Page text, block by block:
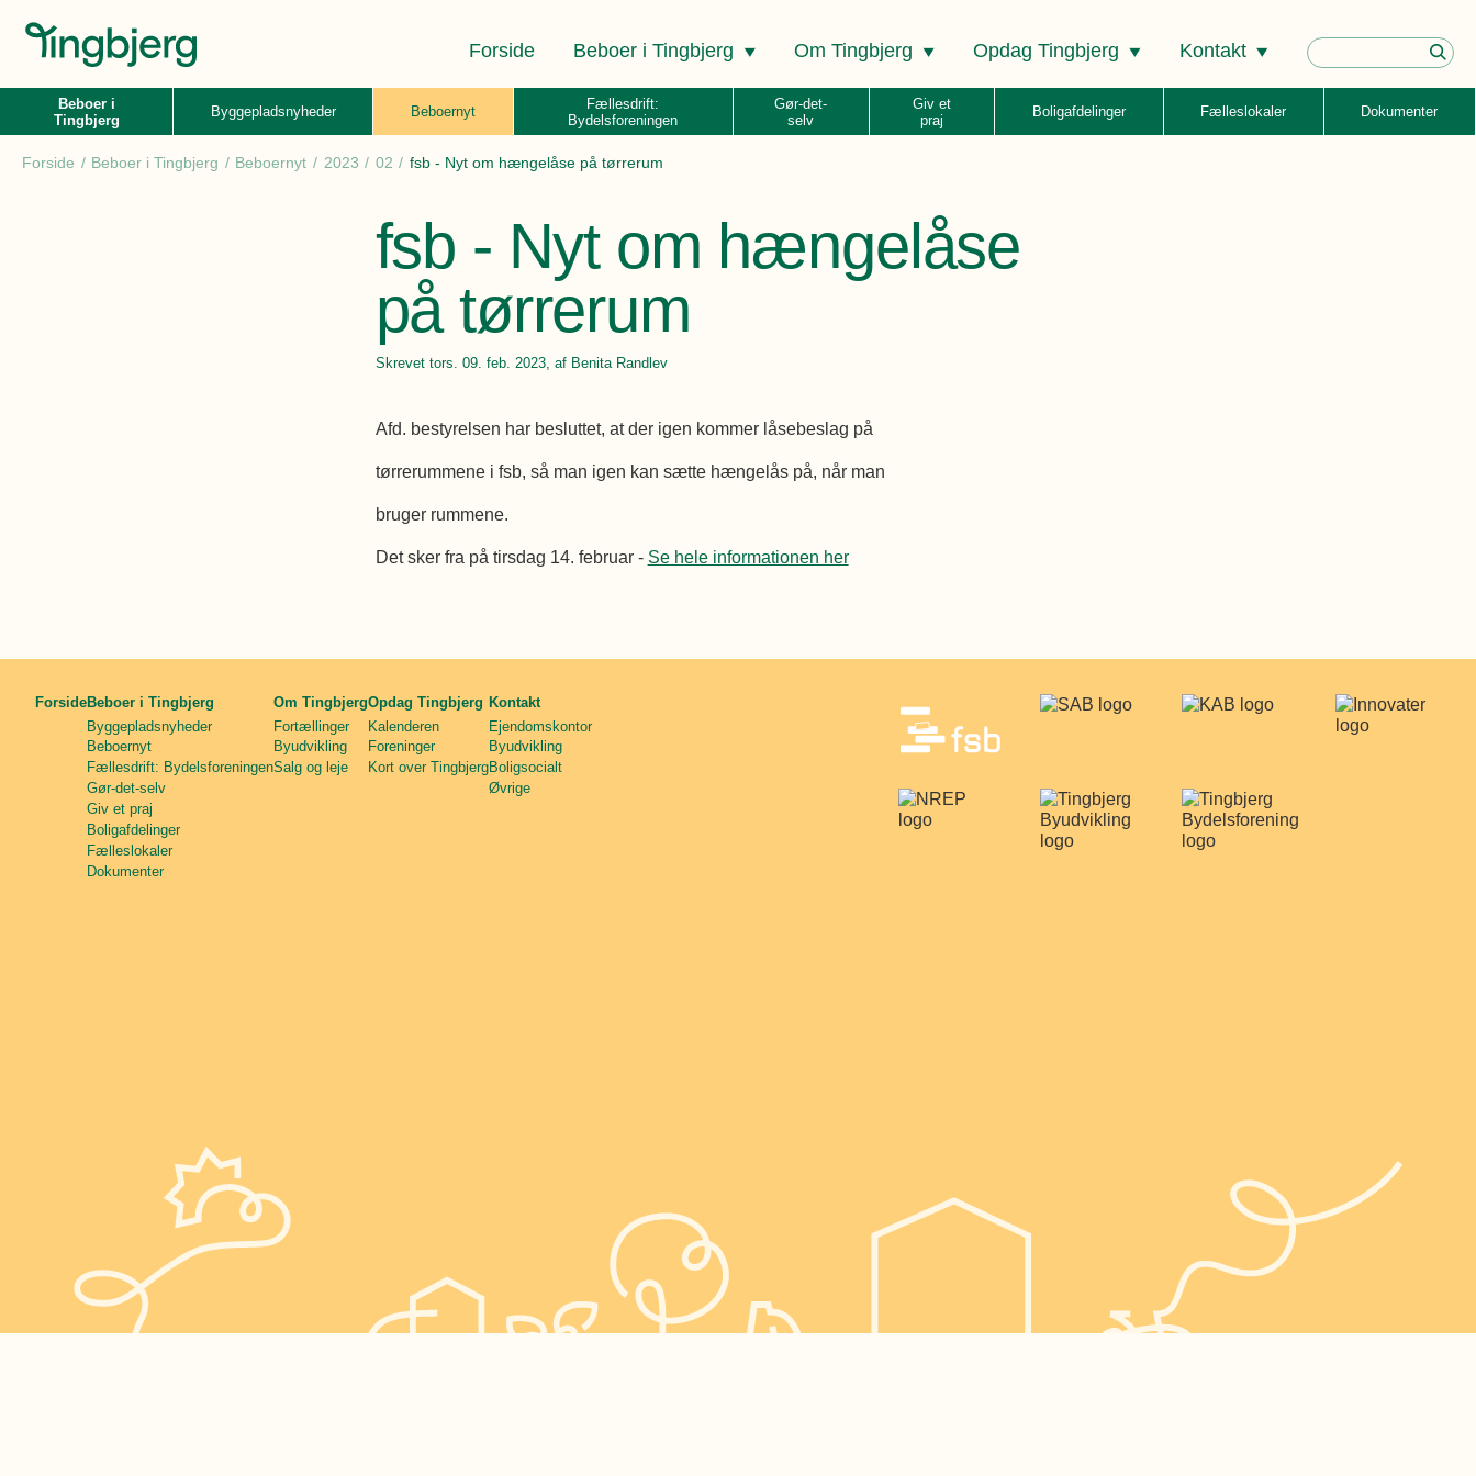
Forside Beboer i Tingbjerg Om Tingbjerg Opdag Tingbjerg Kontakt
Beboer i
Tingbjerg
Byggepladsnyheder Beboernyt
Fællesdrift:
Bydelsforeningen
Gør-det-
selv
Giv et
praj
Boligafdelinger Fælleslokaler Dokumenter
Forside Beboer i Tingbjerg Beboernyt 2023 02 fsb - Nyt om hængelåse på tørrerum
fsb - Nyt om hængelåse
på tørrerum
Skrevet tors. 09. feb. 2023, af Benita Randlev
Afd. bestyrelsen har besluttet, at der igen kommer låsebeslag på
tørrerummene i fsb, så man igen kan sætte hængelås på, når man
bruger rummene.
Det sker fra på tirsdag 14. februar - Se hele informationen her
ForsideBeboer i Tingbjerg
Byggepladsnyheder
Beboernyt
Fællesdrift: Bydelsforeningen
Gør-det-selv
Giv et praj
Boligafdelinger
Fælleslokaler
Dokumenter
Om Tingbjerg
Fortællinger
Byudvikling
Salg og leje
Opdag Tingbjerg
Kalenderen
Foreninger
Kort over Tingbjerg
Kontakt
Ejendomskontor
Byudvikling
Boligsocialt
Øvrige